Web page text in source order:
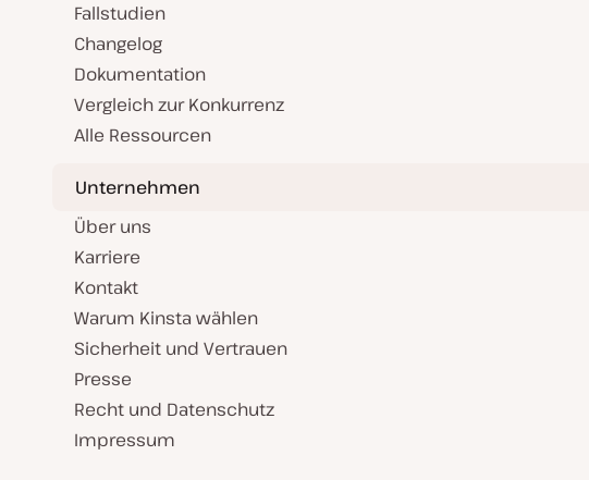
Fallstudien
Changelog
Dokumentation
Vergleich zur Konkurrenz
Alle Ressourcen
Unternehmen
Über uns
Karriere
Kontakt
Warum Kinsta wählen
Sicherheit und Vertrauen
Presse
Recht und Datenschutz
Impressum